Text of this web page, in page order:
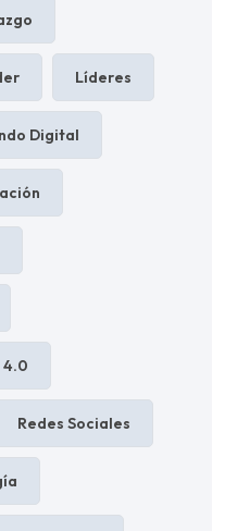
Líderes
Digital
4.0
Redes Sociales